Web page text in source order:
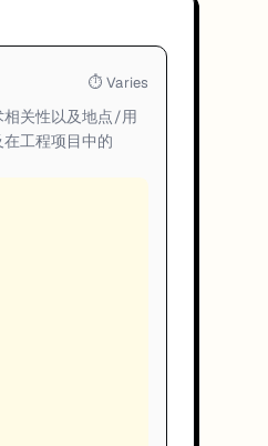
⏱Varies
相关性以及地点/用
工程项目中的